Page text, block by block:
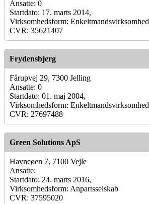
Ansatte: 0
Startdato: 17. marts 2014,
Virksomhedsform: Enkeltmandsvirksomhed
CVR: 35621407
Frydensbjerg
Fårupvej 29, 7300 Jelling
Ansatte: 0
Startdato: 01. maj 2004,
Virksomhedsform: Enkeltmandsvirksomhed
CVR: 27697488
Green Solutions ApS
Havneøen 7, 7100 Vejle
Ansatte:
Startdato: 24. marts 2016,
Virksomhedsform: Anpartsselskab
CVR: 37595020